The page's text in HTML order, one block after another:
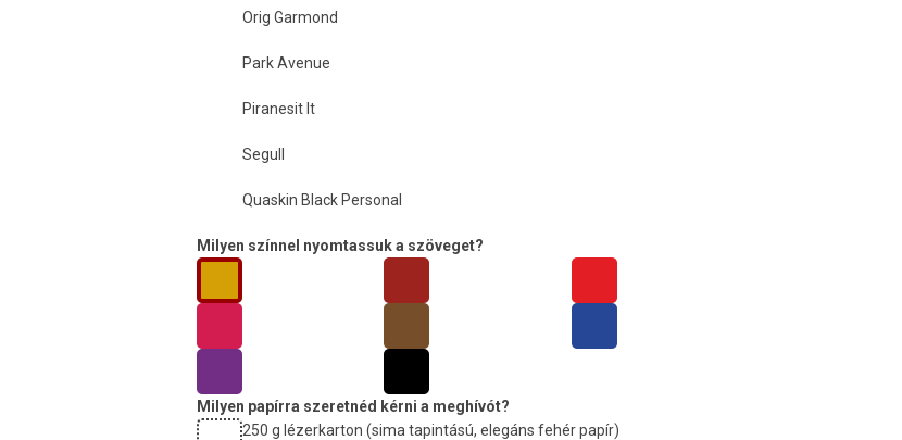
Orig Garmond
Park Avenue
Piranesit It
Segull
Quaskin Black Personal
Milyen színnel nyomtassuk a szöveget?
Milyen papírra szeretnéd kérni a meghívót?
250 g lézerkarton (sima tapintású, elegáns fehér papír)